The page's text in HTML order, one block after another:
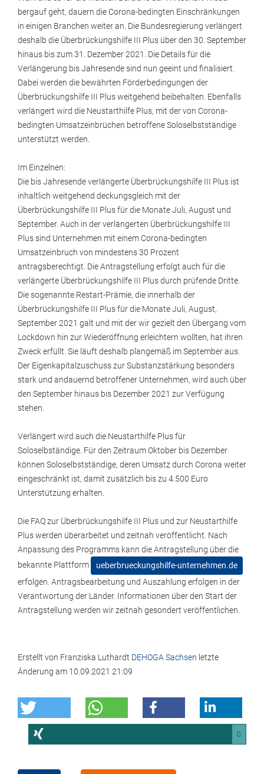
bergauf geht, dauern die Corona-bedingten Einschränkungen
in einigen Branchen weiter an. Die Bundesregierung verlängert
deshalb die Überbrückungshilfe III Plus über den 30. September
hinaus bis zum 31. Dezember 2021. Die Details für die
Verlängerung bis Jahresende sind nun geeint und finalisiert.
Dabei werden die bewährten Förderbedingungen der
Überbrückungshilfe III Plus weitgehend beibehalten. Ebenfalls
verlängert wird die Neustarthilfe Plus, mit der von Corona-
bedingten Umsatzeinbrüchen betroffene Soloselbstständige
unterstützt werden.
Im Einzelnen:
Die bis Jahresende verlängerte Überbrückungshilfe III Plus ist
inhaltlich weitgehend deckungsgleich mit der
Überbrückungshilfe III Plus für die Monate Juli, August und
September. Auch in der verlängerten Überbrückungshilfe III
Plus sind Unternehmen mit einem Corona-bedingten
Umsatzeinbruch von mindestens 30 Prozent
antragsberechtigt. Die Antragstellung erfolgt auch für die
verlängerte Überbrückungshilfe III Plus durch prüfende Dritte.
Die sogenannte Restart-Prämie, die innerhalb der
Überbrückungshilfe III Plus für die Monate Juli, August,
September 2021 galt und mit der wir gezielt den Übergang vom
Lockdown hin zur Wiederöffnung erleichtern wollten, hat ihren
Zweck erfüllt. Sie läuft deshalb plangemäß im September aus.
Der Eigenkapitalzuschuss zur Substanzstärkung besonders
stark und andauernd betroffener Unternehmen, wird auch über
den September hinaus bis Dezember 2021 zur Verfügung
stehen.
Verlängert wird auch die Neustarthilfe Plus für
Soloselbständige. Für den Zeitraum Oktober bis Dezember
können Soloselbstständige, deren Umsatz durch Corona weiter
eingeschränkt ist, damit zusätzlich bis zu 4.500 Euro
Unterstützung erhalten.
Die FAQ zur Überbrückungshilfe III Plus und zur Neustarthilfe
Plus werden überarbeitet und zeitnah veröffentlicht. Nach
Anpassung des Programms kann die Antragstellung über die
bekannte Plattform
ueberbrueckungshilfe-unternehmen.de
erfolgen. Antragsbearbeitung und Auszahlung erfolgen in der
Verantwortung der Länder. Informationen über den Start der
Antragstellung werden wir zeitnah gesondert veröffentlichen.
Erstellt von Franziska Luthardt DEHOGA Sachsen letzte
Änderung am 10.09.2021 21:09
0